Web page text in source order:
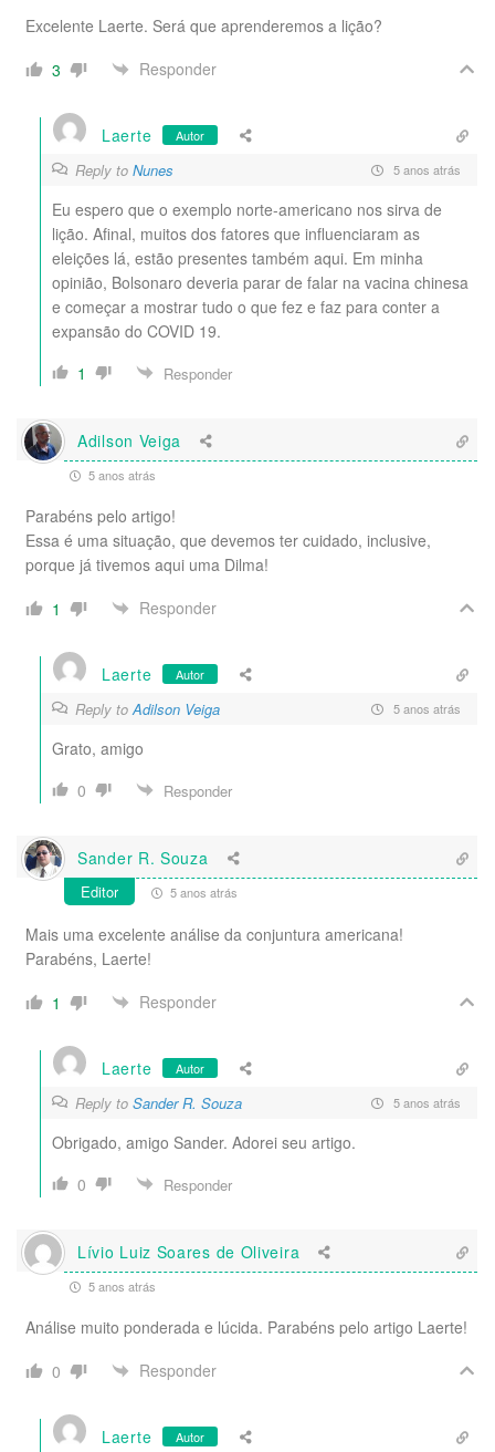
Excelente Laerte. Será que aprenderemos a lição?
3
Responder
Laerte Autor
Reply to Nunes 5 anos atrás
Eu espero que o exemplo norte-americano nos sirva de
lição. Afinal, muitos dos fatores que influenciaram as
eleições lá, estão presentes também aqui. Em minha
opinião, Bolsonaro deveria parar de falar na vacina chinesa
e começar a mostrar tudo o que fez e faz para conter a
expansão do COVID 19.
1
Responder
Adilson Veiga
5 anos atrás
Parabéns pelo artigo!
Essa é uma situação, que devemos ter cuidado, inclusive,
porque já tivemos aqui uma Dilma!
1
Responder
Laerte Autor
Reply toAdilson Veiga 5 anos atrás
Grato, amigo
0
Responder
Sander R. Souza
Editor 5 anos atrás
Mais uma excelente análise da conjuntura americana!
Parabéns, Laerte!
1
Responder
Laerte Autor
Reply to Sander R. Souza 5 anos atrás
Obrigado, amigo Sander. Adorei seu artigo.
0
Responder
Lívio Luiz Soares de Oliveira
5 anos atrás
Análise muito ponderada e lúcida. Parabéns pelo artigo Laerte!
0
Responder
Laerte Autor